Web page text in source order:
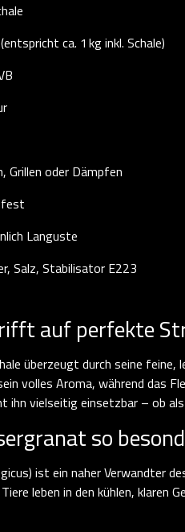
ca. 1 kg inkl. Schale)
Grillen oder Dämpfen
Languste
Salz, Stabilisator E223
auf perfekte
überzeugt durch seine feine,
volles Aroma, während das
ihn vielseitig einsetzbar – ob
so
ist ein naher Verwandter
leben in den kühlen,